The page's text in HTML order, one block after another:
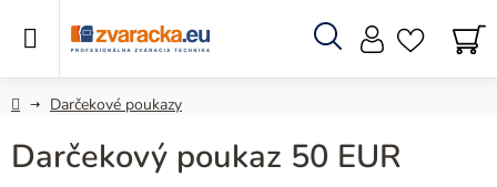
Hľadať
DomovDarčekové poukazy
Darčekový poukaz 50 EUR